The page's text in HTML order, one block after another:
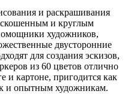
и раскрашивания
скошенным и круглым
художников,
двусторонние
для создания эскизов,
из 60 цветов отлично
и картоне, пригодится как
и опытным художникам.